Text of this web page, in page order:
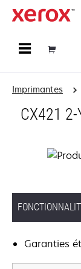
Imprimantes
CX421 2-
Garanties